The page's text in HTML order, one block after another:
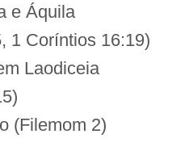
e Áquila
1 Coríntios 16:19)
Laodiceia
(Filemom 2)